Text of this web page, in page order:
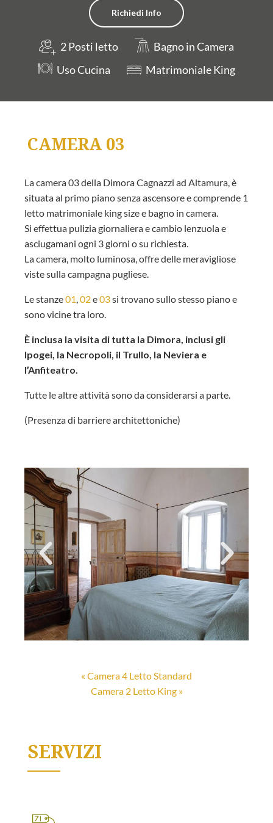
Richiedi Info
2 Posti letto
Bagno in Camera
Uso Cucina
Matrimoniale King
CAMERA 03
La camera 03 della Dimora Cagnazzi ad Altamura, è
situata al primo piano senza ascensore e comprende 1
letto matrimoniale king size e bagno in camera.
Si effettua pulizia giornaliera e cambio lenzuola e
asciugamani ogni 3 giorni o su richiesta.
La camera, molto luminosa, offre delle meravigliose
viste sulla campagna pugliese.
Le stanze01,02e03si trovano sullo stesso piano e
sono vicine tra loro.
È inclusa la visita di tutta la Dimora, inclusi gli
Ipogei, la Necropoli, il Trullo, la Neviera e
l’Anfiteatro.
Tutte le altre attività sono da considerarsi a parte.
(Presenza di barriere architettoniche)
« Camera 4 Letto Standard
Camera 2 Letto King »
SERVIZI